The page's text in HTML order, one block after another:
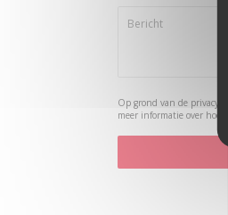
Op grond van de
meer informatie over hoe